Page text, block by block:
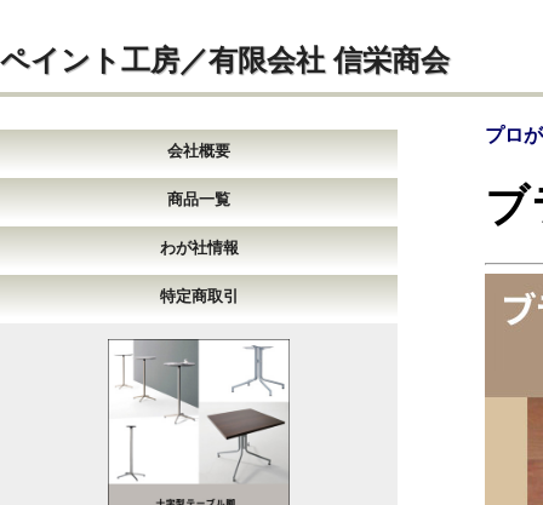
ペイント工房／有限会社 信栄商会
会社概要
商品一覧
わが社情報
特定商取引
プロ